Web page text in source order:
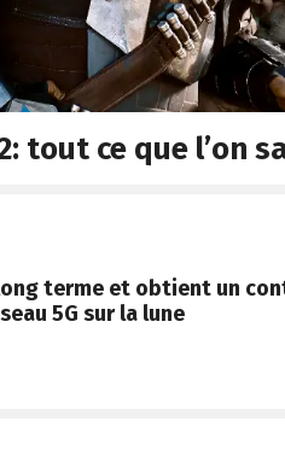
tout ce que l’on
terme et obtient un
5G sur la lune